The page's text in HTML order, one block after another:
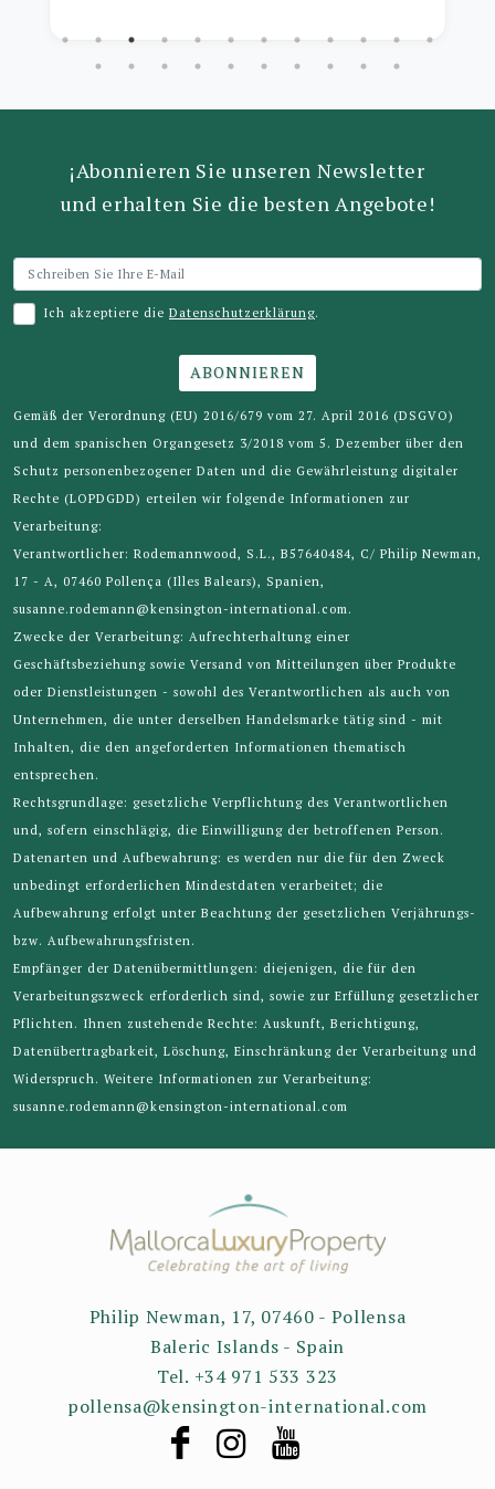
¡Abonnieren Sie unseren Newsletter
und erhalten Sie die besten Angebote!
Ich akzeptiere die Datenschutzerklärung.
ABONNIEREN
Gemäß der Verordnung (EU) 2016/679 vom 27. April 2016 (DSGVO)
und dem spanischen Organgesetz 3/2018 vom 5. Dezember über den
Schutz personenbezogener Daten und die Gewährleistung digitaler
Rechte (LOPDGDD) erteilen wir folgende Informationen zur
Verarbeitung:
Verantwortlicher: Rodemannwood, S.L., B57640484, C/ Philip Newman,
17 - A, 07460 Pollença (Illes Balears), Spanien,
susanne.rodemann@kensington-international.com.
Zwecke der Verarbeitung: Aufrechterhaltung einer
Geschäftsbeziehung sowie Versand von Mitteilungen über Produkte
oder Dienstleistungen - sowohl des Verantwortlichen als auch von
Unternehmen, die unter derselben Handelsmarke tätig sind - mit
Inhalten, die den angeforderten Informationen thematisch
entsprechen.
Rechtsgrundlage: gesetzliche Verpflichtung des Verantwortlichen
und, sofern einschlägig, die Einwilligung der betroffenen Person.
Datenarten und Aufbewahrung: es werden nur die für den Zweck
unbedingt erforderlichen Mindestdaten verarbeitet; die
Aufbewahrung erfolgt unter Beachtung der gesetzlichen Verjährungs-
bzw. Aufbewahrungsfristen.
Empfänger der Datenübermittlungen: diejenigen, die für den
Verarbeitungszweck erforderlich sind, sowie zur Erfüllung gesetzlicher
Pflichten. Ihnen zustehende Rechte: Auskunft, Berichtigung,
Datenübertragbarkeit, Löschung, Einschränkung der Verarbeitung und
Widerspruch. Weitere Informationen zur Verarbeitung:
susanne.rodemann@kensington-international.com
Philip Newman, 17, 07460 - Pollensa
Baleric Islands - Spain
Tel. +34 971 533 323
pollensa@kensington-international.com